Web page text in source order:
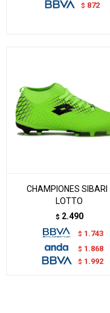
$ 872
CHAMPIONES SIBARI
LOTTO
$ 2.490
$ 1.743
$ 1.868
$ 1.992